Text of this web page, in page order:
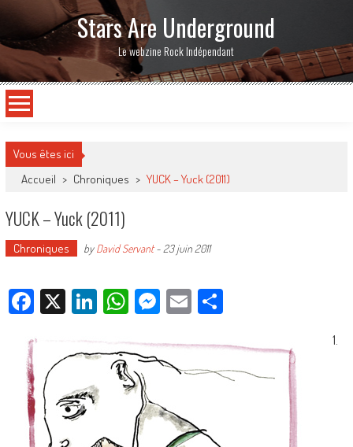
Stars Are Underground
Le webzine Rock Indépendant
Vous êtes ici
Accueil > Chroniques > YUCK – Yuck (2011)
YUCK – Yuck (2011)
Chroniques byDavid Servant- 23 juin 2011
Facebook
X LinkedIn
WhatsApp
Messenger
EmailPartager
1.